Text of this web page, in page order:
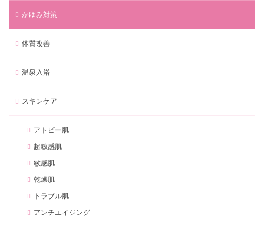
かゆみ対策
体質改善
温泉入浴
スキンケア
アトピー肌
超敏感肌
敏感肌
乾燥肌
トラブル肌
アンチエイジング